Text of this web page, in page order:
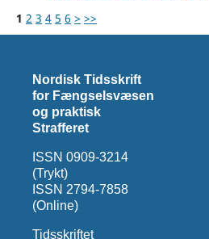
1 2 3 4 5 6 > >>
Nordisk Tidsskrift
for Fængselsvæsen
og praktisk
Strafferet
ISSN 0909-3214
(Trykt)
ISSN 2794-7858
(Online)
Tidsskriftet